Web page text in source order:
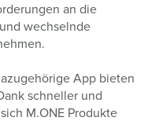
an die
wechselnde
App bieten
schneller und
M.ONE Produkte